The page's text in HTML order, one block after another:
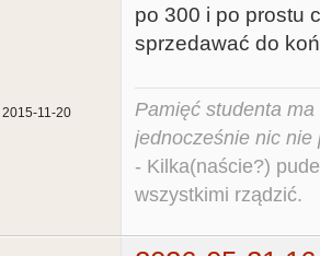
2015-11-20
po 300 i po prostu
sprzedawać do
Pamięć studenta
jednocześnie nic nie
- Kilka(naście?)
wszystkimi rządzić.